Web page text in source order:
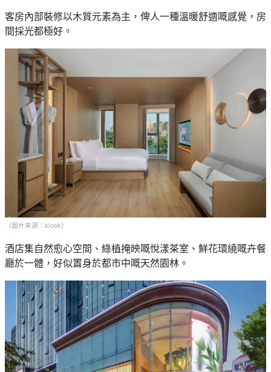
客房內部裝修以木質元素為主，俾人一種溫暖舒適嘅感覺，房
間採光都極好。
（圖片來源：klook）
酒店集自然愈心空間、綠植掩映嘅悅漾茶室、鮮花環繞嘅卉餐
廳於一體，好似置身於都市中嘅天然園林。